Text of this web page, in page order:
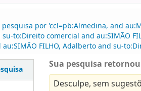
por 'ccl=pb:Almedina, and
to:Direito comercial and au:SIMÃO
au:SIMÃO FILHO, Adalberto and su-
Sua pesquisa
Desculpe, sem